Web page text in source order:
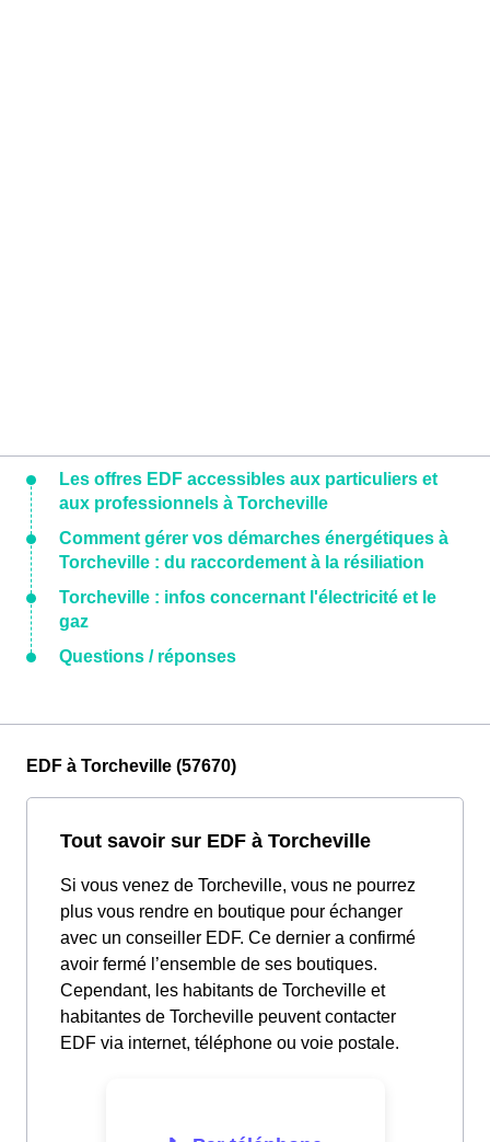
Les offres EDF accessibles aux particuliers et
aux professionnels à Torcheville
Comment gérer vos démarches énergétiques à
Torcheville : du raccordement à la résiliation
Torcheville : infos concernant l'électricité et le
gaz
Questions / réponses
EDF à Torcheville (57670)
Tout savoir sur EDF à Torcheville
Si vous venez de Torcheville, vous ne pourrez
plus vous rendre en boutique pour échanger
avec un conseiller EDF. Ce dernier a confirmé
avoir fermé l’ensemble de ses boutiques.
Cependant, les habitants de Torcheville et
habitantes de Torcheville peuvent contacter
EDF via internet, téléphone ou voie postale.